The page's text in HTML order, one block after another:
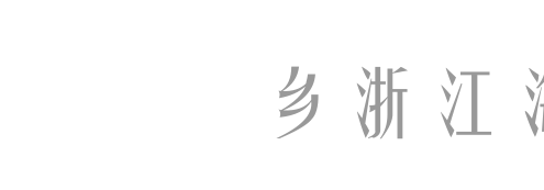
乡浙江